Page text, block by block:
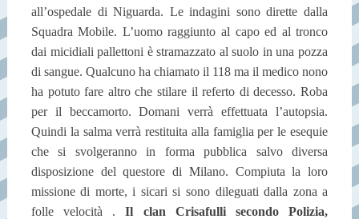
all’ospedale di Niguarda. Le indagini sono dirette dalla
Squadra Mobile. L’uomo raggiunto al capo ed al tronco
dai micidiali pallettoni è stramazzato al suolo in una pozza
di sangue. Qualcuno ha chiamato il 118 ma il medico nono
ha potuto fare altro che stilare il referto di decesso. Roba
per il beccamorto. Domani verrà effettuata l’autopsia.
Quindi la salma verrà restituita alla famiglia per le esequie
che si svolgeranno in forma pubblica salvo diversa
disposizione del questore di Milano. Compiuta la loro
missione di morte, i sicari si sono dileguati dalla zona a
folle velocità .Il clan Crisafulli secondo Polizia,